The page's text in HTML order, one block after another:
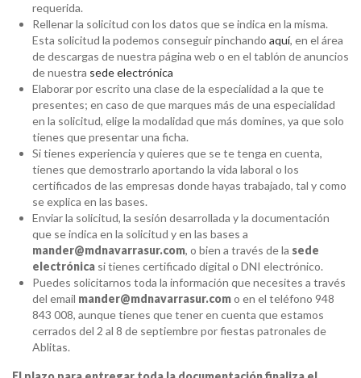
requerida.
Rellenar la solicitud con los datos que se indica en la misma.
Esta solicitud la podemos conseguir pinchando aquí, en el área
de descargas de nuestra página web o en el tablón de anuncios
de nuestra sede electrónica
Elaborar por escrito una clase de la especialidad a la que te
presentes; en caso de que marques más de una especialidad
en la solicitud, elige la modalidad que más domines, ya que solo
tienes que presentar una ficha.
Si tienes experiencia y quieres que se te tenga en cuenta,
tienes que demostrarlo aportando la vida laboral o los
certificados de las empresas donde hayas trabajado, tal y como
se explica en las bases.
Enviar la solicitud, la sesión desarrollada y la documentación
que se indica en la solicitud y en las bases a
mander@mdnavarrasur.com, o bien a través de la sede
electrónica si tienes certificado digital o DNI electrónico.
Puedes solicitarnos toda la información que necesites a través
del email mander@mdnavarrasur.como en el teléfono 948
843 008, aunque tienes que tener en cuenta que estamos
cerrados del 2 al 8 de septiembre por fiestas patronales de
Ablitas.